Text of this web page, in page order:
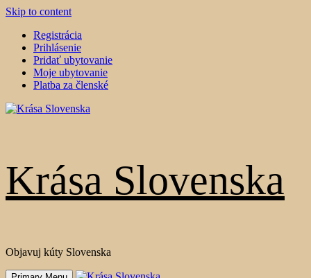
Skip to content
Registrácia
Prihlásenie
Pridať ubytovanie
Moje ubytovanie
Platba za členské
Krása Slovenska
Objavuj kúty Slovenska